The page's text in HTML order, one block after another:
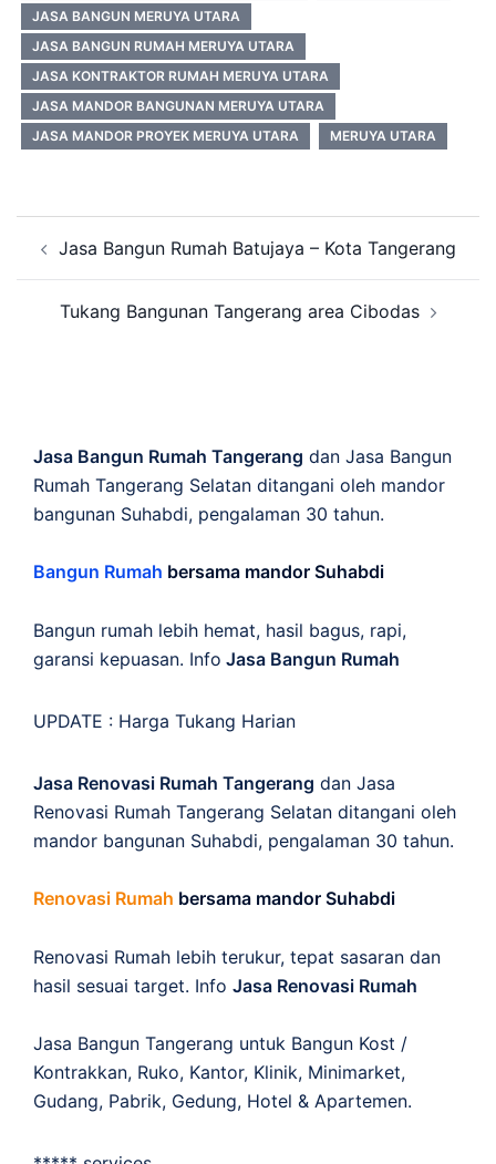
JASA BANGUN MERUYA UTARA
JASA BANGUN RUMAH MERUYA UTARA
JASA KONTRAKTOR RUMAH MERUYA UTARA
JASA MANDOR BANGUNAN MERUYA UTARA
JASA MANDOR PROYEK MERUYA UTARA
MERUYA UTARA
navigation
Jasa Bangun Rumah Batujaya – Kota Tangerang
Tukang Bangunan Tangerang area Cibodas
Jasa Bangun Rumah Tangerang dan Jasa Bangun
Rumah Tangerang Selatan ditangani oleh mandor
bangunan Suhabdi, pengalaman 30 tahun.
Bangun Rumah bersama mandor Suhabdi
Bangun rumah lebih hemat, hasil bagus, rapi,
garansi kepuasan. Info Jasa Bangun Rumah
UPDATE : Harga Tukang Harian
Jasa Renovasi Rumah Tangerang dan Jasa
Renovasi Rumah Tangerang Selatan ditangani oleh
mandor bangunan Suhabdi, pengalaman 30 tahun.
Renovasi Rumah bersama mandor Suhabdi
Renovasi Rumah lebih terukur, tepat sasaran dan
hasil sesuai target. Info Jasa Renovasi Rumah
Jasa Bangun Tangerang untuk Bangun Kost /
Kontrakkan, Ruko, Kantor, Klinik, Minimarket,
Gudang, Pabrik, Gedung, Hotel & Apartemen.